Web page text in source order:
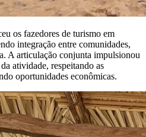
os fazedores de turismo em
integração entre comunidades,
A articulação conjunta impulsionou
atividade, respeitando as
oportunidades econômicas.